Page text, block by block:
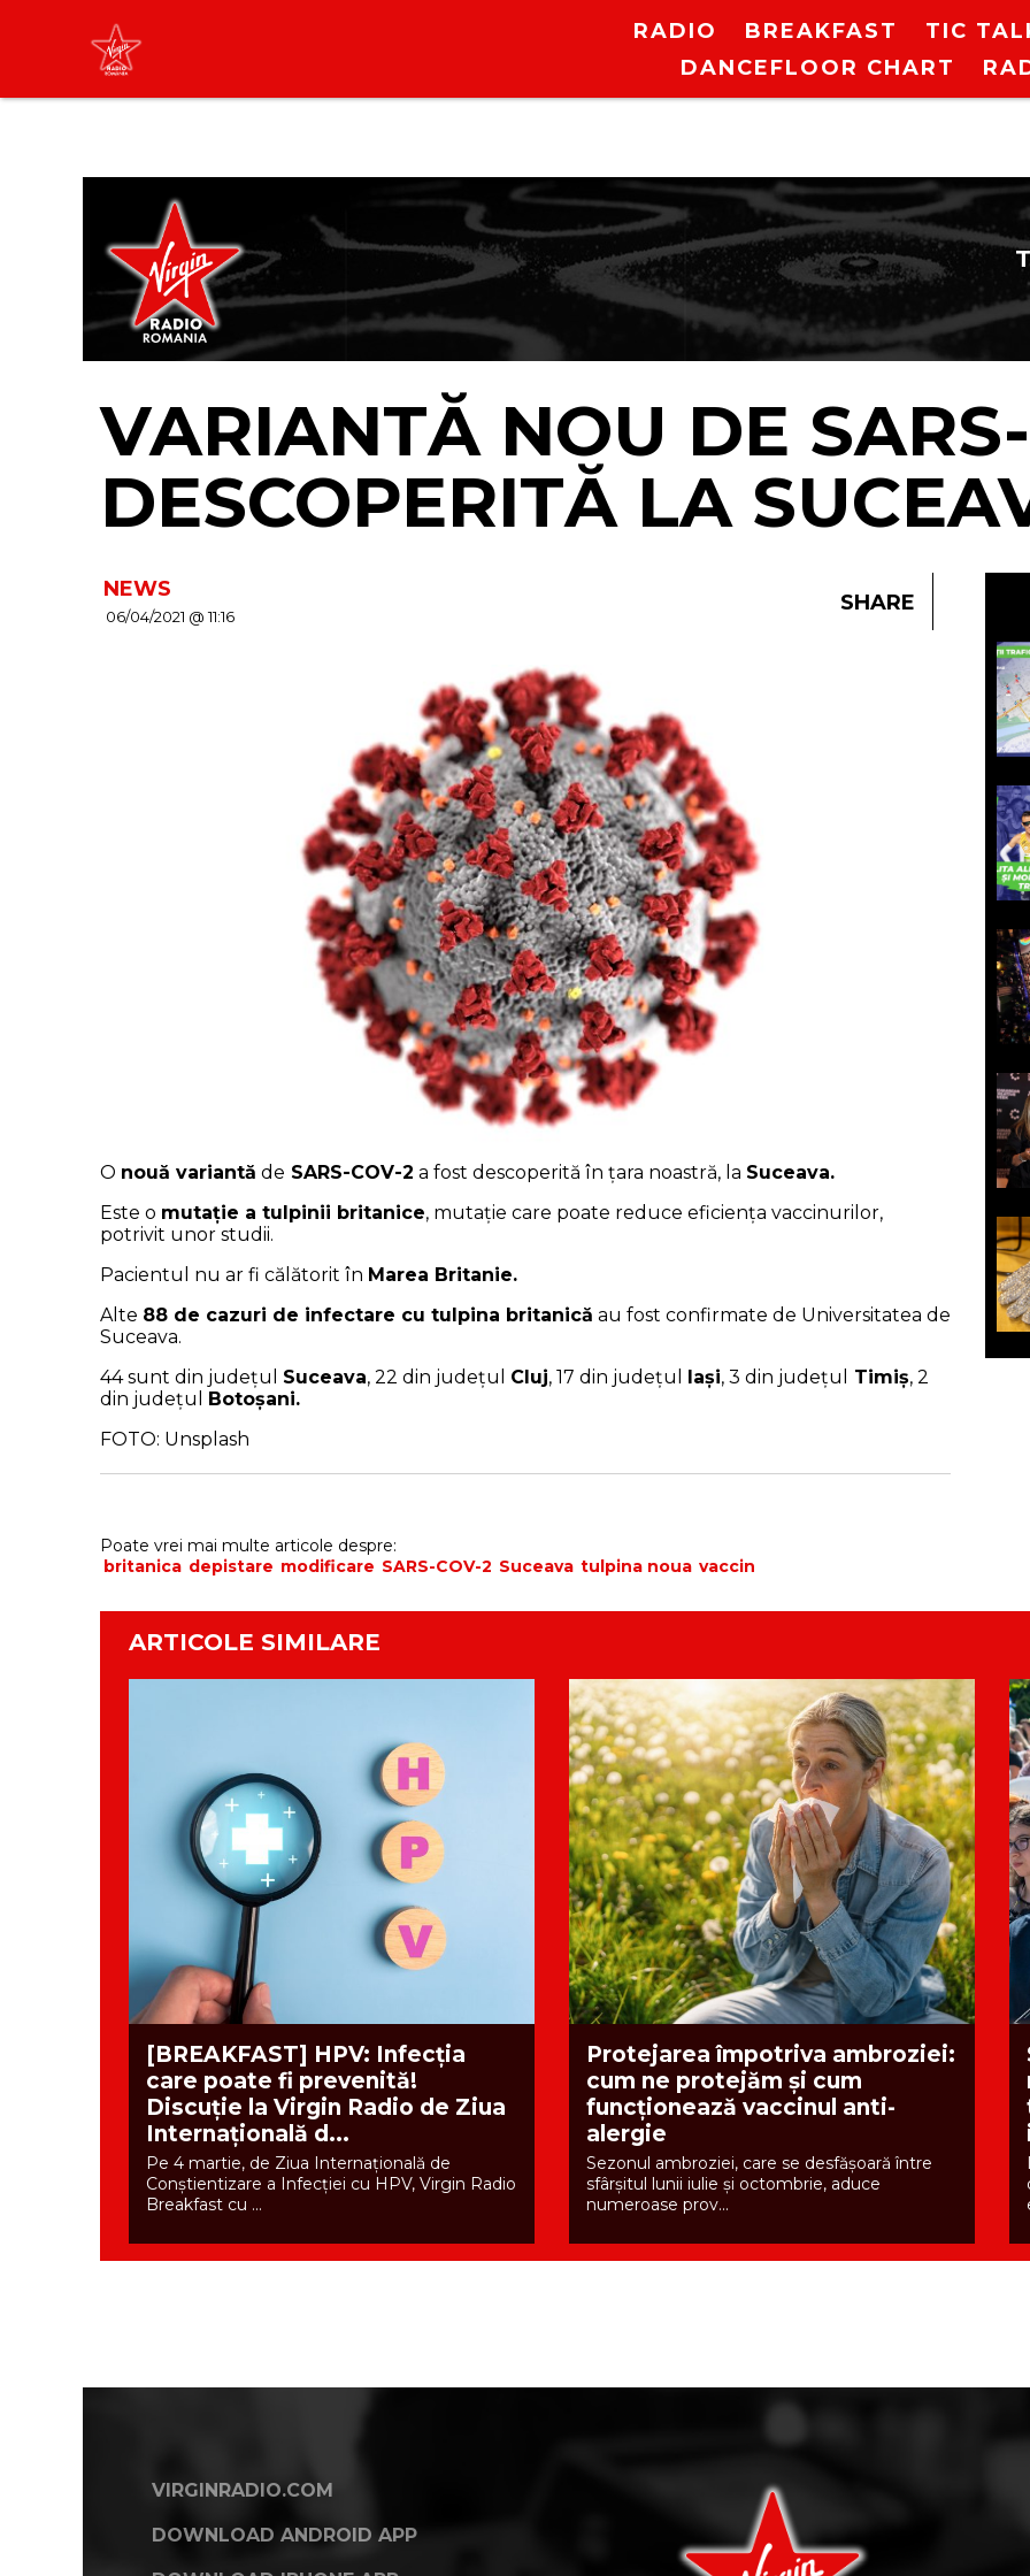
RADIO BREAKFAST TIC
DANCEFLOOR CHART
VARIANTĂ NOU DE
DESCOPERITĂ LA
NEWS
06/04/2021 @ 11:16
SHARE
O nouă variantă de SARS-COV-2 a fost descoperită în țara noastră, la Suceava.
Este o mutație a tulpinii britanice, mutație care poate reduce eficiența vaccinurilor,
potrivit unor studii.
Pacientul nu ar fi călătorit în Marea Britanie.
Alte 88 de cazuri de infectare cu tulpina britanică au fost confirmate de Universitatea de
Suceava.
44 sunt din judeţul Suceava, 22 din judeţul Cluj, 17 din judeţul Iaşi, 3 din judeţul Timiş, 2
din judeţul
Botoşani.
FOTO: Unsplash
Poate vrei mai multe articole despre:
britanica depistare modificare SARS-COV-2 Suceava tulpina noua vaccin
ARTICOLE SIMILARE
[BREAKFAST] HPV: Infecția
care poate fi prevenită!
Discuție la Virgin Radio de Ziua
Internațională d...
Pe 4 martie, de Ziua Internațională de
Conștientizare a Infecției cu HPV, Virgin Radio
Breakfast cu ...
Protejarea împotriva ambroziei:
cum ne protejăm și cum
funcționează vaccinul anti-
alergie
Sezonul ambroziei, care se desfășoară între
sfârșitul lunii iulie și octombrie, aduce
numeroase prov...
VIRGINRADIO.COM
DOWNLOAD ANDROID APP